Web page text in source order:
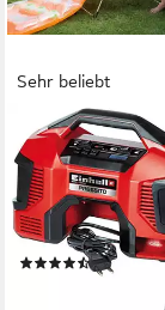
Sehr beliebt
EINHELL
Kompressor
max. 11 bar, 20 l,
Change, Inkl.
ohne Akku &
(103)